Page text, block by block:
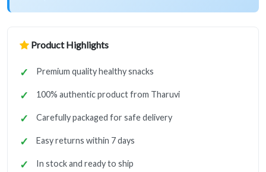
Product Highlights
Premium quality healthy snacks
100% authentic product from Tharuvi
Carefully packaged for safe delivery
Easy returns within 7 days
In stock and ready to ship